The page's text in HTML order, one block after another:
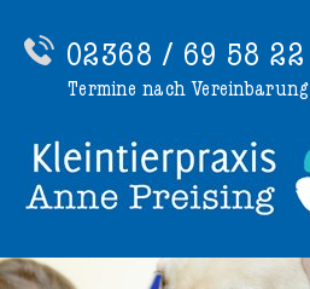
02368 / 69 58 22
Termine nach Vereinbarung